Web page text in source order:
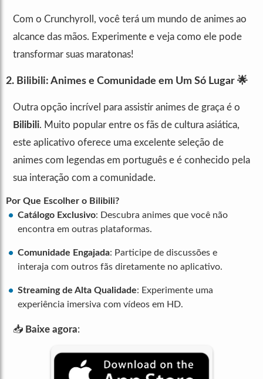
Com o Crunchyroll, você terá um mundo de animes ao
alcance das mãos. Experimente e veja como ele pode
transformar suas maratonas!
2. Bilibili: Animes e Comunidade em Um Só Lugar 🌟
Outra opção incrível para assistir animes de graça é o
Bilibili. Muito popular entre os fãs de cultura asiática,
este aplicativo oferece uma excelente seleção de
animes com legendas em português e é conhecido pela
sua interação com a comunidade.
Por Que Escolher o Bilibili?
Catálogo Exclusivo: Descubra animes que você não
encontra em outras plataformas.
Comunidade Engajada: Participe de discussões e
interaja com outros fãs diretamente no aplicativo.
Streaming de Alta Qualidade: Experimente uma
experiência imersiva com vídeos em HD.
📥 Baixe agora: